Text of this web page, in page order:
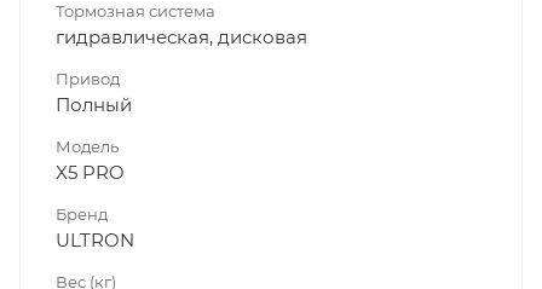
Тормозная система
гидравлическая, дисковая
Привод
Полный
Модель
X5 PRO
Бренд
ULTRON
Вес (кг)